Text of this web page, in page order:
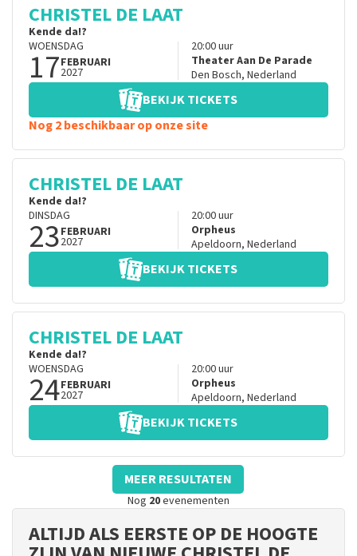
CHRISTEL DE LAAT
Kende da!?
WOENSDAG
17FEBRUARI
2027
20:00uur
Theater Aan De Parade
Den Bosch, Nederland
BEKIJK TICKETS
Nog 2 beschikbaar op onze site
CHRISTEL DE LAAT
Kende da!?
DINSDAG
23FEBRUARI
2027
20:00uur
Orpheus
Apeldoorn, Nederland
BEKIJK TICKETS
CHRISTEL DE LAAT
Kende da!?
WOENSDAG
24FEBRUARI
2027
20:00uur
Orpheus
Apeldoorn, Nederland
BEKIJK TICKETS
MEER RESULTATEN
Nog 20evenementen
ALTIJD ALS EERSTE OP DE HOOGTE